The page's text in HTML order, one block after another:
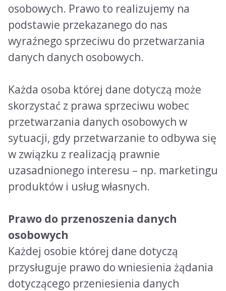
osobowych. Prawo to realizujemy na
podstawie przekazanego do nas
wyraźnego sprzeciwu do przetwarzania
danych danych osobowych.
Każda osoba której dane dotyczą może
skorzystać z prawa sprzeciwu wobec
przetwarzania danych osobowych w
sytuacji, gdy przetwarzanie to odbywa się
w związku z realizacją prawnie
uzasadnionego interesu – np. marketingu
produktów i usług własnych.
Prawo do przenoszenia danych
osobowych
Każdej osobie której dane dotyczą
przysługuje prawo do wniesienia żądania
dotyczącego przeniesienia danych